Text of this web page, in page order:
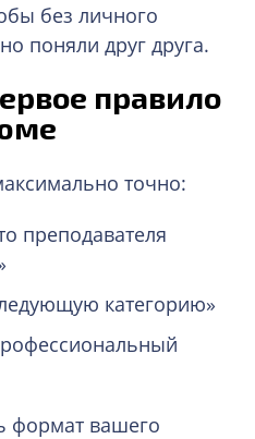
без личного
поняли друг друга.
правило
точно:
преподавателя
категорию»
формат вашего